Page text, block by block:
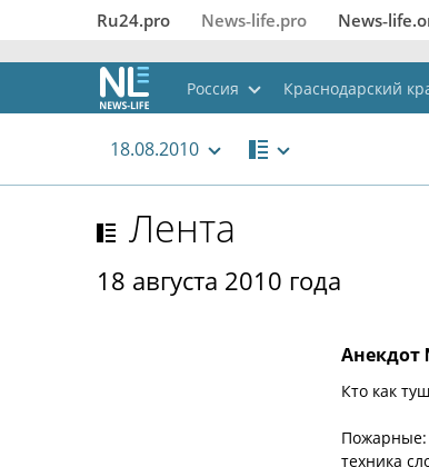
Ru24.pro News‑life.pro
Россия Краснодарский
18.08.2010
Лента
18 августа 2010 года
Анекдот
Кто как
Пожарные:
техника